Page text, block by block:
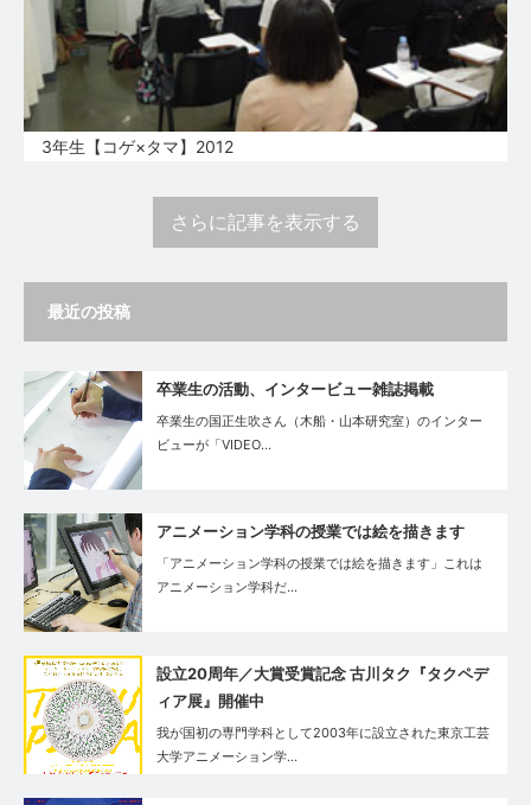
3年生【コゲ×タマ】2012
さらに記事を表示する
最近の投稿
卒業生の活動、インタービュー雑誌掲載
卒業生の国正生吹さん（木船・山本研究室）のインター
ビューが「VIDEO…
アニメーション学科の授業では絵を描きます
「アニメーション学科の授業では絵を描きます」これは
アニメーション学科だ…
設立20周年／大賞受賞記念 古川タク『タクペデ
ィア展』開催中
我が国初の専門学科として2003年に設立された東京工芸
大学アニメーション学…